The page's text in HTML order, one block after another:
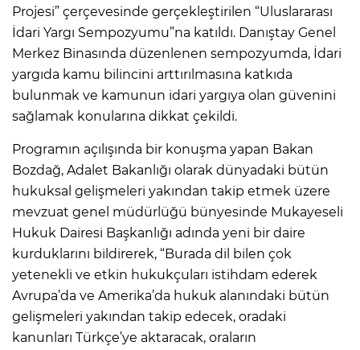
Projesi” çerçevesinde gerçekleştirilen “Uluslararası
İdari Yargı Sempozyumu”na katıldı. Danıştay Genel
Merkez Binasında düzenlenen sempozyumda, İdari
yargıda kamu bilincini arttırılmasına katkıda
bulunmak ve kamunun idari yargıya olan güvenini
sağlamak konularına dikkat çekildi.
Programın açılışında bir konuşma yapan Bakan
Bozdağ, Adalet Bakanlığı olarak dünyadaki bütün
hukuksal gelişmeleri yakından takip etmek üzere
mevzuat genel müdürlüğü bünyesinde Mukayeseli
Hukuk Dairesi Başkanlığı adında yeni bir daire
kurduklarını bildirerek, “Burada dil bilen çok
yetenekli ve etkin hukukçuları istihdam ederek
Avrupa’da ve Amerika’da hukuk alanındaki bütün
gelişmeleri yakından takip edecek, oradaki
kanunları Türkçe’ye aktaracak, oraların